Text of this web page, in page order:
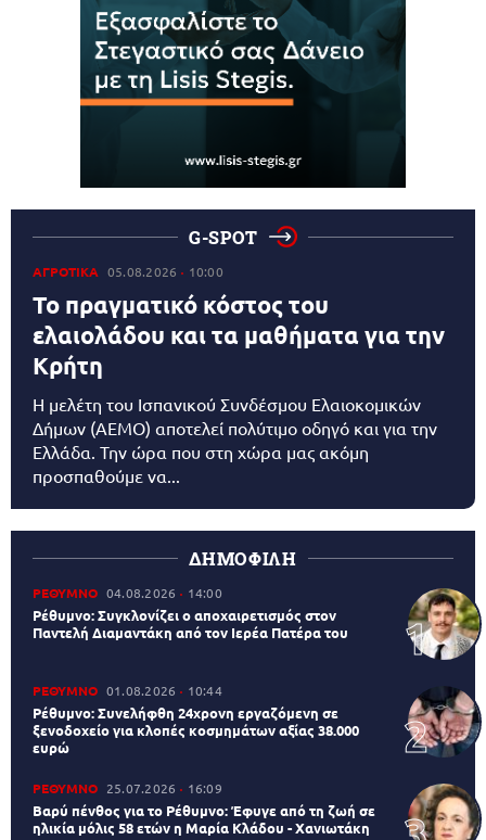
G-SPOT
ΑΓΡΟΤΙΚΑ 05.08.2026 10:00
Το πραγματικό κόστος του
ελαιολάδου και τα μαθήματα για την
Κρήτη
Η μελέτη του Ισπανικού Συνδέσμου Ελαιοκομικών
Δήμων (AEMO) αποτελεί πολύτιμο οδηγό και για την
Ελλάδα. Την ώρα που στη χώρα μας ακόμη
προσπαθούμε να...
ΔΗΜΟΦΙΛΗ
ΡΕΘΥΜΝΟ 04.08.2026 14:00
Ρέθυμνο: Συγκλονίζει ο αποχαιρετισμός στον
Παντελή Διαμαντάκη από τον Ιερέα Πατέρα του
ΡΕΘΥΜΝΟ 01.08.2026 10:44
Ρέθυμνο: Συνελήφθη 24χρονη εργαζόμενη σε
ξενοδοχείο για κλοπές κοσμημάτων αξίας 38.000
ευρώ
ΡΕΘΥΜΝΟ 25.07.2026 16:09
Βαρύ πένθος για το Ρέθυμνο: Έφυγε από τη ζωή σε
ηλικία μόλις 58 ετών η Μαρία Κλάδου - Χανιωτάκη